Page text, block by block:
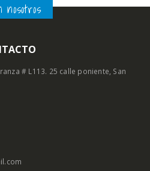
# L113. 25 calle poniente, San